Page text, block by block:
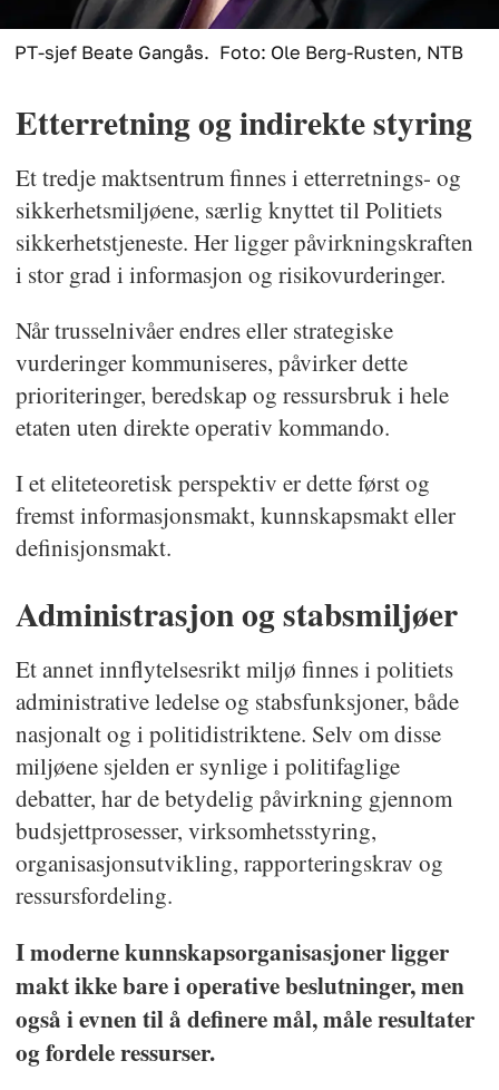
PT-sjef Beate Gangås. Foto: Ole Berg-Rusten, NTB
Etterretning og indirekte styring
Et tredje maktsentrum finnes i etterretnings- og
sikkerhetsmiljøene, særlig knyttet til Politiets
sikkerhetstjeneste. Her ligger påvirkningskraften
i stor grad i informasjon og risikovurderinger.
Når trusselnivåer endres eller strategiske
vurderinger kommuniseres, påvirker dette
prioriteringer, beredskap og ressursbruk i hele
etaten uten direkte operativ kommando.
I et eliteteoretisk perspektiv er dette først og
fremst informasjonsmakt, kunnskapsmakt eller
definisjonsmakt.
Administrasjon og stabsmiljøer
Et annet innflytelsesrikt miljø finnes i politiets
administrative ledelse og stabsfunksjoner, både
nasjonalt og i politidistriktene. Selv om disse
miljøene sjelden er synlige i politifaglige
debatter, har de betydelig påvirkning gjennom
budsjettprosesser, virksomhetsstyring,
organisasjonsutvikling, rapporteringskrav og
ressursfordeling.
I moderne kunnskapsorganisasjoner ligger
makt ikke bare i operative beslutninger, men
også i evnen til å definere mål, måle resultater
og fordele ressurser.